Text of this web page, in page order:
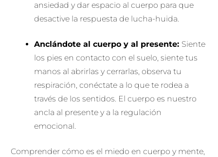
ansiedad y dar espacio al cuerpo para que
desactive la respuesta de lucha-huida.
Anclándote al cuerpo y al presente: Siente
los pies en contacto con el suelo, siente tus
manos al abrirlas y cerrarlas, observa tu
respiración, conéctate a lo que te rodea a
través de los sentidos. El cuerpo es nuestro
ancla al presente y a la regulación
emocional.
Comprender cómo es el miedo en cuerpo y mente,